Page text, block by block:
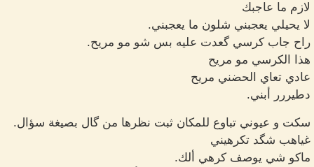
لازم ما عاجبك
لا يحيلي يعجبني شلون ما يعجبني.
راح جاب كرسي گعدت عليه بس شو مو مريح.
هذا الكرسي مو مريح
عادي تعاي الحضني مريح
دطيررر أبني.
سكت و عيوني تباوع للمكان ثبت نظرها من گال بصيغة سؤال.
غياهب شگد تكرهيني
ماكو شي يوصف كرهي ألك.